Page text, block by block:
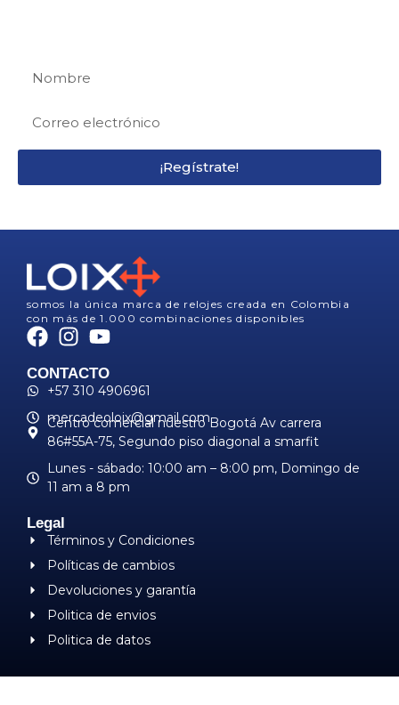
¡Regístrate!
somos la única marca de relojes creada en Colombia
con más de 1.000 combinaciones disponibles
CONTACTO
+57 310 4906961
mercadeoloix@gmail.com
Centro comercial nuestro Bogotá Av carrera
86#55A-75, Segundo piso diagonal a smarfit
Lunes - sábado: 10:00 am – 8:00 pm, ​Domingo de
11 am a 8 pm
Legal
Términos y Condiciones
Políticas de cambios
Devoluciones y garantía
Politica de envios
Politica de datos